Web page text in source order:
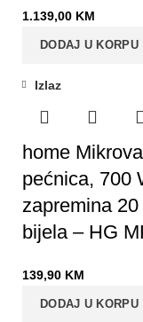
1.139,00 KM
DODAJ U KORPU
Izlaz
home
pećnica, 700
zapremina 20
bijela – HG
139,90 KM
DODAJ U KORPU